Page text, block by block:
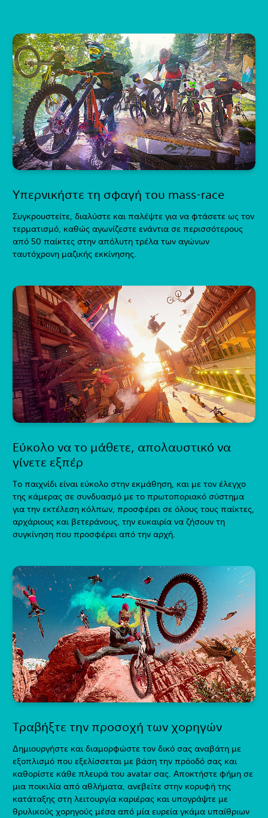
Υπερνικήστε τη σφαγή του mass-race
Συγκρουστείτε, διαλύστε και παλέψτε για να φτάσετε ως τον
τερματισμό, καθώς αγωνίζεστε ενάντια σε περισσότερους
από 50 παίκτες στην απόλυτη τρέλα των αγώνων
ταυτόχρονη μαζικής εκκίνησης.
Εύκολο να το μάθετε, απολαυστικό να
γίνετε εξπέρ
Το παιχνίδι είναι εύκολο στην εκμάθηση, και με τον έλεγχο
της κάμερας σε συνδυασμό με το πρωτοποριακό σύστημα
για την εκτέλεση κόλπων, προσφέρει σε όλους τους παίκτες,
αρχάριους και βετεράνους, την ευκαιρία να ζήσουν τη
συγκίνηση που προσφέρει από την αρχή.
Τραβήξτε την προσοχή των χορηγών
Δημιουργήστε και διαμορφώστε τον δικό σας αναβάτη με
εξοπλισμό που εξελίσσεται με βάση την πρόοδό σας και
καθορίστε κάθε πλευρά του avatar σας. Αποκτήστε φήμη σε
μια ποικιλία από αθλήματα, ανεβείτε στην κορυφή της
κατάταξης στη λειτουργία καριέρας και υπογράψτε με
θρυλικούς χορηγούς μέσα από μία ευρεία γκάμα υπαίθριων